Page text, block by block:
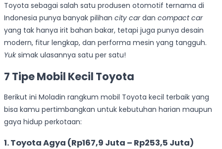
Toyota sebagai salah satu produsen otomotif ternama di
Indonesia punya banyak pilihan city cardan compact car
yang tak hanya irit bahan bakar, tetapi juga punya desain
modern, fitur lengkap, dan performa mesin yang tangguh.
Yuksimak ulasannya satu per satu!
7 Tipe Mobil Kecil Toyota
Berikut ini Moladin rangkum mobil Toyota kecil terbaik yang
bisa kamu pertimbangkan untuk kebutuhan harian maupun
gaya hidup perkotaan:
1. Toyota Agya (Rp167,9 Juta – Rp253,5 Juta)